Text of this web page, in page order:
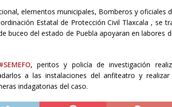
elementos municipales, Bomberos y oficiales
Estatal de Protección Civil Tlaxcala , se
buceo del estado de Puebla apoyaran en labores
, peritos y policía de investigación
a las instalaciones del anfiteatro y
indagatorias del caso.